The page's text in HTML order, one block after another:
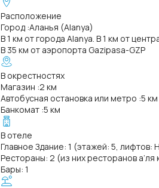
Расположение
Город :Аланья (Alanya)
В 1 км от города Alanya. В 1 км от
В 35 км от аэропорта Gazipasa-GZP
В окрестностях
Магазин :2 км
Автобусная остановка или метро :5 км
Банкомат :5 км
В отеле
Главное Здание: 1 (этажей: 5, лифтов:
Рестораны: 2 (из них ресторанов а’ля
Бары: 1